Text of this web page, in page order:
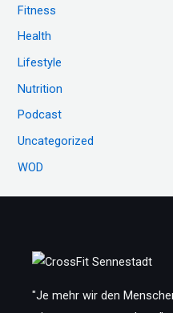
c
h
:
Fitness
Health
Lifestyle
Nutrition
Podcast
Uncategorized
WOD
"Je mehr wir den